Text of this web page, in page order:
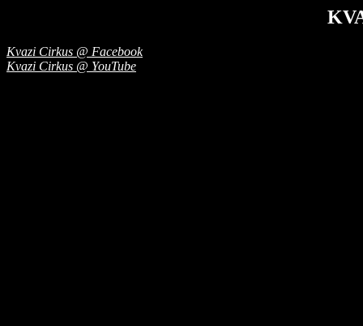
Kvazi Cirkus @ Facebook
Kvazi Cirkus @ YouTube